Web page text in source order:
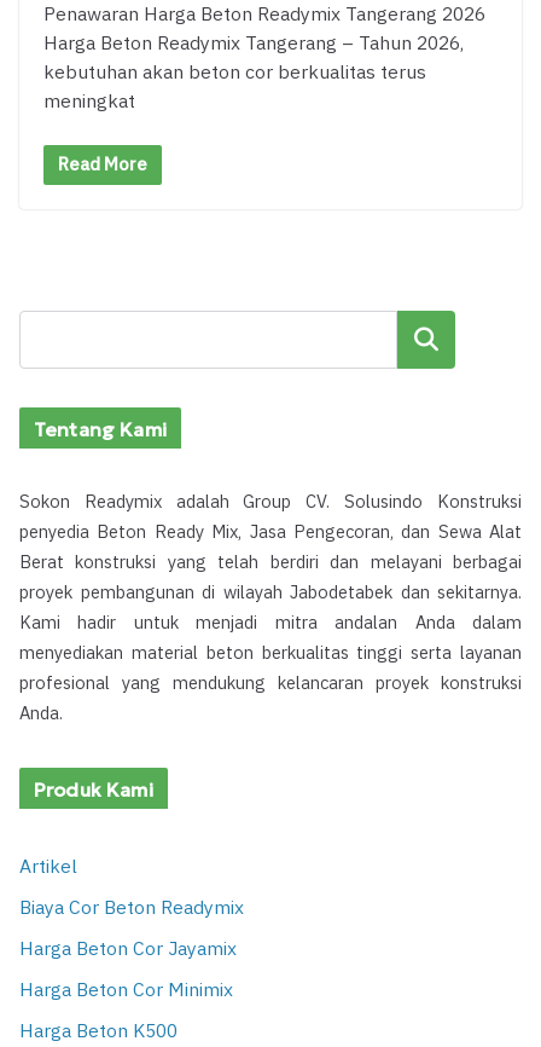
Penawaran Harga Beton Readymix Tangerang 2026
Harga Beton Readymix Tangerang – Tahun 2026,
kebutuhan akan beton cor berkualitas terus
meningkat
Read More
Cari
Tentang Kami
Sokon Readymix adalah Group CV. Solusindo Konstruksi
penyedia Beton Ready Mix, Jasa Pengecoran, dan Sewa Alat
Berat konstruksi yang telah berdiri dan melayani berbagai
proyek pembangunan di wilayah Jabodetabek dan sekitarnya.
Kami hadir untuk menjadi mitra andalan Anda dalam
menyediakan material beton berkualitas tinggi serta layanan
profesional yang mendukung kelancaran proyek konstruksi
Anda.
Produk Kami
Artikel
Biaya Cor Beton Readymix
Harga Beton Cor Jayamix
Harga Beton Cor Minimix
Harga Beton K500